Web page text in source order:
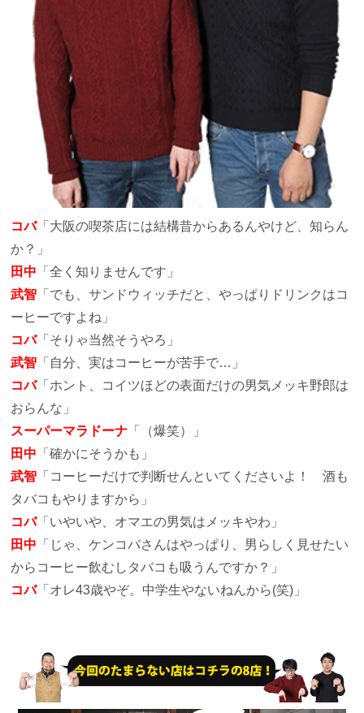
コバ「大阪の喫茶店には結構昔からあるんやけど、知らん
か？」
田中 「全く知りませんです」
武智 「でも、サンドウィッチだと、やっぱりドリンクはコ
ーヒーですよね」
コバ「そりゃ当然そうやろ」
武智 「自分、実はコーヒーが苦手で…」
コバ「ホント、コイツほどの表面だけの男気メッキ野郎は
おらんな」
スーパーマラドーナ 「（爆笑）」
田中 「確かにそうかも」
武智 「コーヒーだけで判断せんといてくださいよ！ 酒も
タバコもやりますから」
コバ「いやいや、オマエの男気はメッキやわ」
田中 「じゃ、ケンコバさんはやっぱり、男らしく見せたい
からコーヒー飲むしタバコも吸うんですか？」
コバ「オレ43歳やぞ。中学生やないねんから(笑)」